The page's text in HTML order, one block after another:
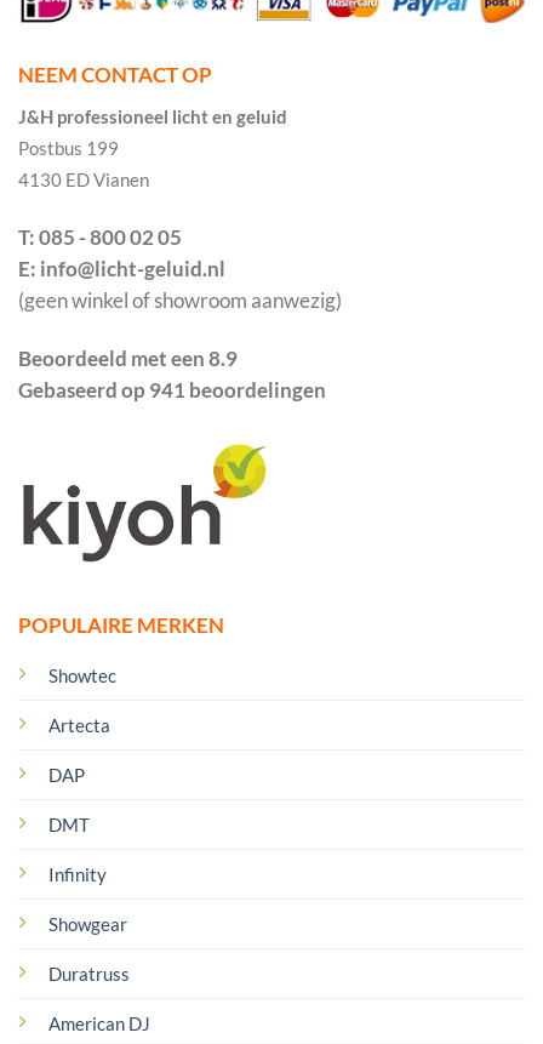
POPULAIRE MERKEN
Showtec
Artecta
DAP
DMT
Infinity
Showgear
Duratruss
American DJ
NEEM CONTACT OP
J&H professioneel licht en geluid
Postbus 199
4130 ED Vianen
T: 085 - 800 02 05
E: info@licht-geluid.nl
(geen winkel of showroom aanwezig)
Beoordeeld met een 8.9
Gebaseerd op 941 beoordelingen